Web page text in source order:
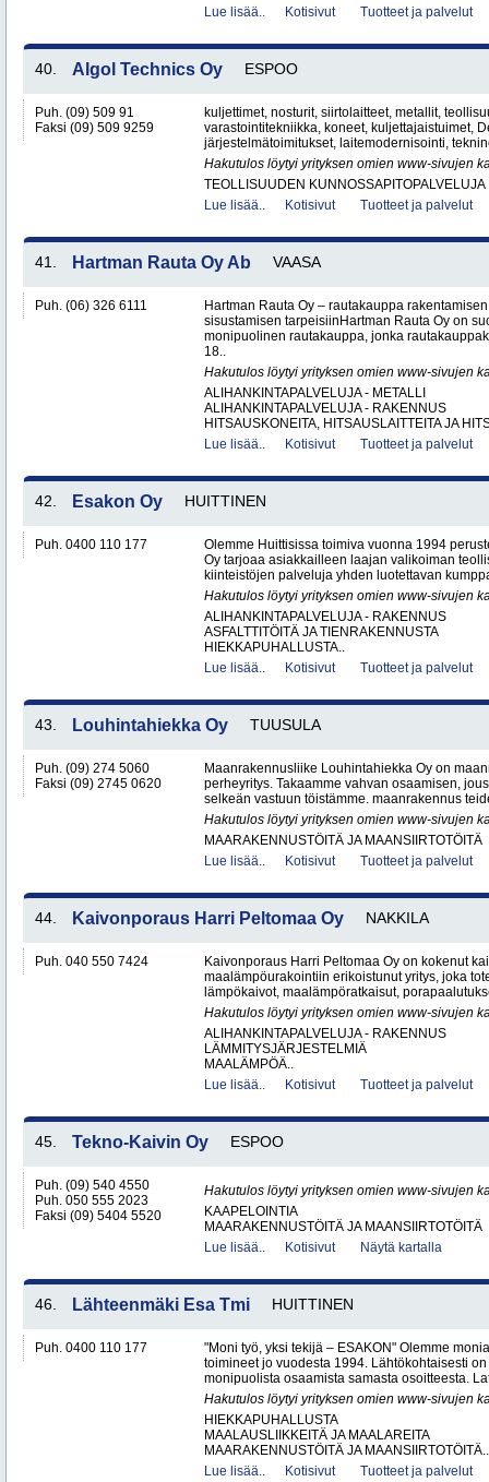
Lue lisää..
Kotisivut Tuotteet ja palvelut
40. Algol Technics Oy ESPOO
Puh. (09) 509 91
Faksi (09) 509 9259
kuljettimet, nosturit, siirtolaitteet, metallit,
varastointitekniikka, koneet, kuljettajaistuimet,
järjestelmätoimitukset, laitemodernisointi,
Hakutulos löytyi yrityksen omien www-sivujen
TEOLLISUUDEN KUNNOSSAPITOPALVELUJA
Lue lisää..
Kotisivut Tuotteet ja palvelut
41. Hartman Rauta Oy Ab VAASA
Puh. (06) 326 6111
Hartman Rauta Oy – rautakauppa
sisustamisen tarpeisiinHartman Rauta Oy on
monipuolinen rautakauppa, jonka
18..
Hakutulos löytyi yrityksen omien www-sivujen
ALIHANKINTAPALVELUJA - METALLI
ALIHANKINTAPALVELUJA - RAKENNUS
HITSAUSKONEITA, HITSAUSLAITTEITA JA
Lue lisää..
Kotisivut Tuotteet ja palvelut
42. Esakon Oy HUITTINEN
Puh. 0400 110 177
Olemme Huittisissa toimiva vuonna 1994
Oy tarjoaa asiakkailleen laajan valikoiman
kiinteistöjen palveluja yhden luotettavan
Hakutulos löytyi yrityksen omien www-sivujen
ALIHANKINTAPALVELUJA - RAKENNUS
ASFALTTITÖITÄ JA TIENRAKENNUSTA
HIEKKAPUHALLUSTA..
Lue lisää..
Kotisivut Tuotteet ja palvelut
43. Louhintahiekka Oy TUUSULA
Puh. (09) 274 5060
Faksi (09) 2745 0620
Maanrakennusliike Louhintahiekka Oy on
perheyritys. Takaamme vahvan osaamisen,
selkeän vastuun töistämme. maanrakennus
Hakutulos löytyi yrityksen omien www-sivujen
MAARAKENNUSTÖITÄ JA MAANSIIRTOTÖITÄ
Lue lisää..
Kotisivut Tuotteet ja palvelut
44. Kaivonporaus Harri Peltomaa Oy NAKKILA
Puh. 040 550 7424
Kaivonporaus Harri Peltomaa Oy on kokenut
maalämpöurakointiin erikoistunut yritys, joka
lämpökaivot, maalämpöratkaisut,
Hakutulos löytyi yrityksen omien www-sivujen
ALIHANKINTAPALVELUJA - RAKENNUS
LÄMMITYSJÄRJESTELMIÄ
MAALÄMPÖÄ..
Lue lisää..
Kotisivut Tuotteet ja palvelut
45. Tekno-Kaivin Oy ESPOO
Puh. (09) 540 4550
Puh. 050 555 2023
Faksi (09) 5404 5520
Hakutulos löytyi yrityksen omien www-sivujen
KAAPELOINTIA
MAARAKENNUSTÖITÄ JA MAANSIIRTOTÖITÄ
Lue lisää..
Kotisivut Näytä kartalla
46. Lähteenmäki Esa Tmi HUITTINEN
Puh. 0400 110 177
"Moni työ, yksi tekijä – ESAKON" Olemme
toimineet jo vuodesta 1994. Lähtökohtaisesti
monipuolista osaamista samasta osoitteesta.
Hakutulos löytyi yrityksen omien www-sivujen
HIEKKAPUHALLUSTA
MAALAUSLIIKKEITÄ JA MAALAREITA
MAARAKENNUSTÖITÄ JA MAANSIIRTOTÖITÄ..
Lue lisää..
Kotisivut Tuotteet ja palvelut